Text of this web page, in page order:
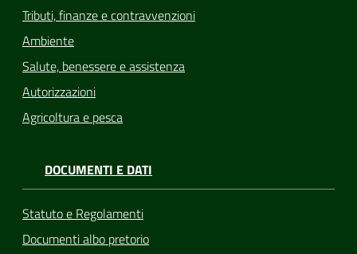
Tributi, finanze e contravvenzioni
Ambiente
Salute, benessere e assistenza
Autorizzazioni
Agricoltura e pesca
DOCUMENTI E DATI
Statuto e Regolamenti
Documenti albo pretorio